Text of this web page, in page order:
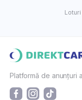
Loturi
Platformă de anunțuri